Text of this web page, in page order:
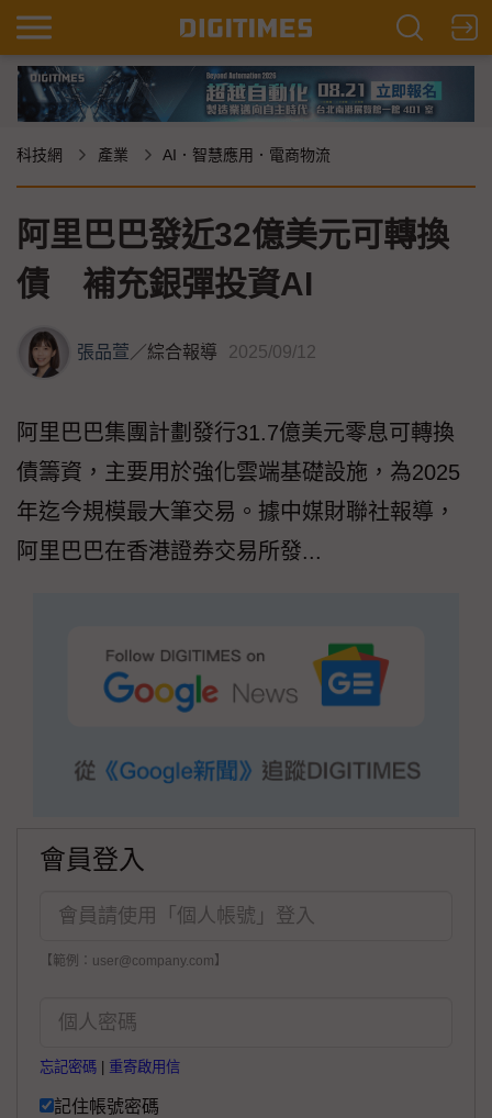
科技網 產業 AI．智慧應用．電商物流
阿里巴巴發近32億美元可轉換
債 補充銀彈投資AI
張品萱／綜合報導 2025/09/12
阿里巴巴集團計劃發行31.7億美元零息可轉換
債籌資，主要用於強化雲端基礎設施，為2025
年迄今規模最大筆交易。據中媒財聯社報導，
阿里巴巴在香港證券交易所發...
會員登入
【範例：user@company.com】
忘記密碼 重寄啟用信
記住帳號密碼